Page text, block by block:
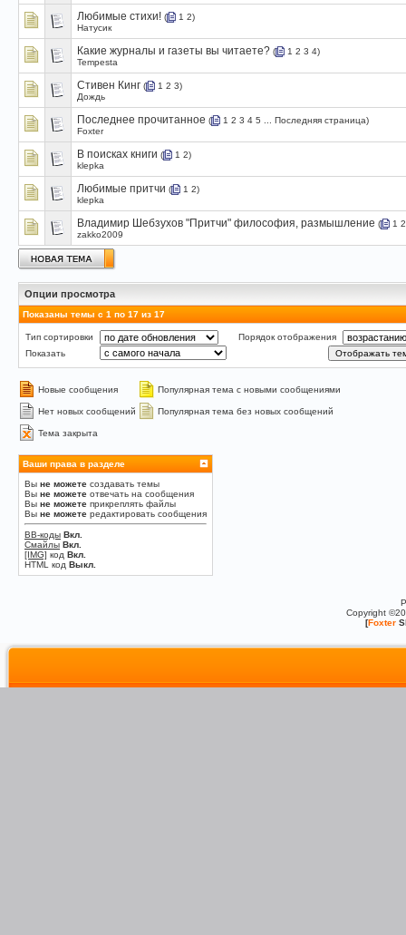
Любимые стихи! ( 1 2)
Натусик
Какие журналы и газеты вы читаете? ( 1 2 3 4)
Tempesta
Стивен Кинг ( 1 2 3)
Дождь
Последнее прочитанное ( 1 2 3 4 5 Последняя страница)
Foxter
В поисках книги ( 1 2)
klepka
Любимые притчи ( 1 2)
klepka
Владимир Шебзухов "Притчи" философия, размышление ( 1 2
zakko2009
Опции просмотра
Показаны темы с 1 по 17 из 17
Тип сортировки
Порядок отображения
Показать
Новые сообщения Популярная тема с новыми сообщениями
Нет новых сообщений Популярная тема без новых сообщений
Тема закрыта
Ваши права в разделе
Вы не можете создавать темы
Вы не можете отвечать на сообщения
Вы не можете прикреплять файлы
Вы не можете редактировать сообщения
BB-коды Вкл.
Смайлы Вкл.
[IMG] код Вкл.
HTML код Выкл.
Copyright
[Foxter